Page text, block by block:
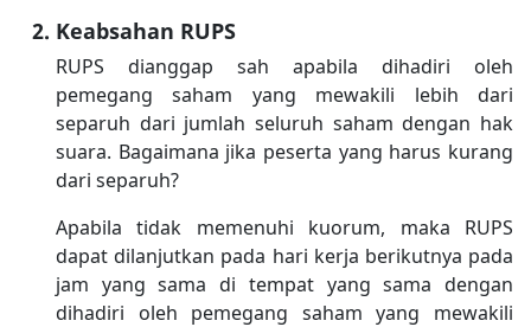
Keabsahan RUPS
RUPS dianggap sah apabila dihadiri oleh
pemegang saham yang mewakili lebih dari
separuh dari jumlah seluruh saham dengan hak
suara. Bagaimana jika peserta yang harus kurang
dari separuh?
Apabila tidak memenuhi kuorum, maka RUPS
dapat dilanjutkan pada hari kerja berikutnya pada
jam yang sama di tempat yang sama dengan
dihadiri oleh pemegang saham yang mewakili